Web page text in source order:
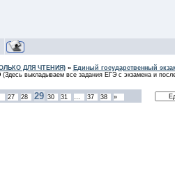
ДЛЯ ЧТЕНИЯ)» Единый государственный
(Здесь выкладываем все задания ЕГЭ с экзамена и
27 28 29 30 31 … 37 38 »